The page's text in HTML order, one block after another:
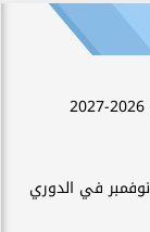
قمة الأهلي وبيراميدز 23 نوفمبر في الدوري